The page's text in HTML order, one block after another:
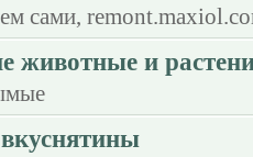
сами,
животные и